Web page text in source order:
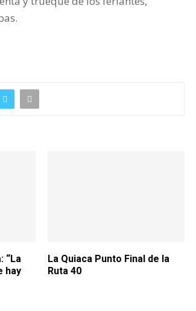
“La
hay
La Quiaca Punto Final de la
Ruta 40